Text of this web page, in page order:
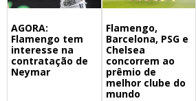
AGORA:
Flamengo tem
interesse na
contratação de
Neymar
Flamengo,
Barcelona, PSG e
Chelsea
concorrem ao
prêmio de
melhor clube do
mundo